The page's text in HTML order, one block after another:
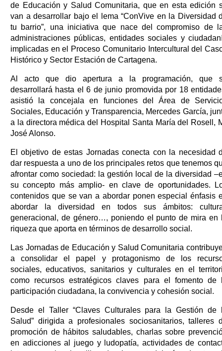
de Educación y Salud Comunitaria, que en esta edición
van a desarrollar bajo el lema “ConVive en la Diversidad
tu barrio”, una iniciativa que nace del compromiso de
administraciones públicas, entidades sociales y
implicadas en el Proceso Comunitario Intercultural del
Histórico y Sector Estación de Cartagena.
Al acto que dio apertura a la programación, que
desarrollará hasta el 6 de junio promovida por 18
asistió la concejala en funciones del Área de
Sociales, Educación y Transparencia, Mercedes García,
a la directora médica del Hospital Santa María del Rosell,
José Alonso.
El objetivo de estas Jornadas conecta con la necesidad
dar respuesta a uno de los principales retos que tenemos
afrontar como sociedad: la gestión local de la diversidad
su concepto más amplio- en clave de oportunidades.
contenidos que se van a abordar ponen especial énfasis
abordar la diversidad en todos sus ámbitos:
generacional, de género…, poniendo el punto de mira en
riqueza que aporta en términos de desarrollo social.
Las Jornadas de Educación y Salud Comunitaria
a consolidar el papel y protagonismo de los
sociales, educativos, sanitarios y culturales en el
como recursos estratégicos claves para el fomento de
participación ciudadana, la convivencia y cohesión social.
Desde el Taller “Claves Culturales para la Gestión de
Salud” dirigida a profesionales sociosanitarios, talleres
promoción de hábitos saludables, charlas sobre
en adicciones al juego y ludopatía, actividades de